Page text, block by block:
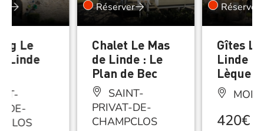
Le
Linde
DE-
Réserver
Chalet Le Mas
de Linde : Le
Plan de Bec
SAINT-
PRIVAT-DE-
CHAMPCLOS
Réserver
Gîtes
Linde :
Lèque
420€/